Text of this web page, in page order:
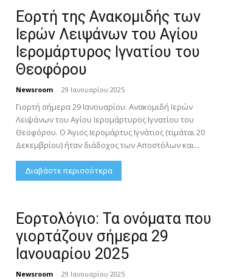
Εορτή της Ανακομιδής των
Ιερών Λειψάνων του Αγίου
Ιερομάρτυρος Ιγνατίου του
Θεοφόρου
Newsroom - 29 Ιανουαρίου 2025
Γιορτή σήμερα 29 Ιανουαρίου: Ανακομιδή Ιερών
Λειψάνων του Αγίου Ιερομάρτυρος Ιγνατίου του
Θεοφόρου. Ο Άγιος Ιερομάρτυς Ιγνάτιος (τιμάται 20
Δεκεμβρίου) ήταν διάδοχος των Αποστόλων και...
Διαβάστε περισσότερα
Εορτολόγιο: Τα ονόματα που
γιορτάζουν σήμερα 29
Ιανουαρίου 2025
Newsroom - 29 Ιανουαρίου 2025